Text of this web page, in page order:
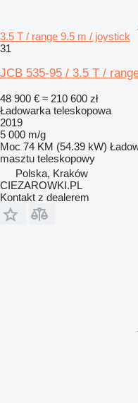
3.5 T / range 9.5 m / joystick
31
JCB 535-95 / 3.5 T /
48 900 € ≈ 210 600 zł
Ładowarka teleskopowa
2019
5 000 m/g
Moc 74 KM (54.39 kW)
masztu teleskopowy
Polska, Kraków
CIEZAROWKI.PL
Kontakt z dealerem